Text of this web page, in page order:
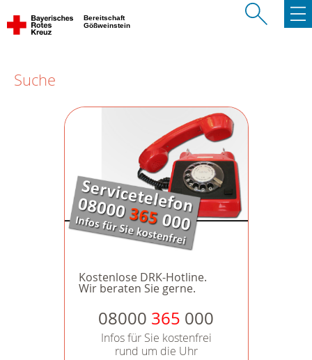
Bereitschaft
Gößweinstein
Suche
Kostenlose DRK-Hotline.
Wir beraten Sie gerne.
08000 365 000
Infos für Sie kostenfrei
rund um die Uhr